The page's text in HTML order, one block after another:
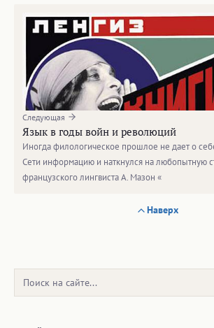
Следующая
Язык в годы войн и революций
Иногда филологическое прошлое не дает о
Сети информацию и наткнулся на любопытную
французского лингвиста А. Мазон «
Наверх
Поиск: